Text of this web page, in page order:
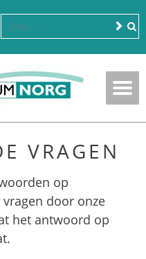
VRAGEN
op
door onze
het antwoord op